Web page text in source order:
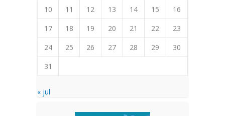
10
11 12 13 14 15
16
17
18 19 20 21 22
23
24
25 26 27 28 29
30
31
« jul